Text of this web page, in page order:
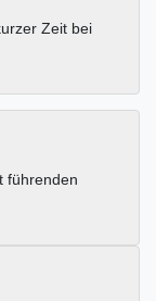
Zeit bei
führenden